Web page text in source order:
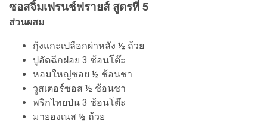
ซอสจิ้มเฟรนช์ฟรายส์ สูตรที่ 5
ส่วนผสม
กุ้งแกะเปลือกผ่าหลัง ½ ถ้วย
ปูอัดฉีกฝอย 3 ช้อนโต๊ะ
หอมใหญ่ซอย ½ ช้อนชา
วูสเตอร์ซอส ½ ช้อนชา
พริกไทยป่น 3 ช้อนโต๊ะ
มายองเนส ½ ถ้วย